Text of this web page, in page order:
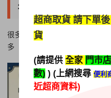
年終獎金
很多人會問，為什麼大家搶著
多「國營級」的福利是外面私人
超商取貨 請下單
貨
(請提供 全家 門市
數) ) (上網搜尋 便利
近超商資料)